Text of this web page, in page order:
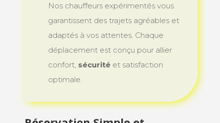
Nos chauffeurs expérimentés vous
garantissent des trajets agréables et
adaptés à vos attentes. Chaque
déplacement est conçu pour allier
confort, sécuritéet satisfaction
optimale.